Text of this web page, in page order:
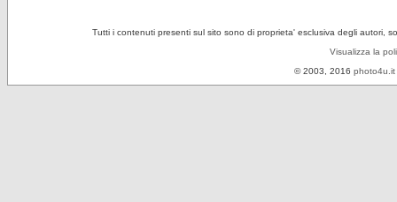
Tutti i contenuti presenti sul sito sono di proprieta' esclusiva degli autori,
Visualizza la
© 2003, 2016 photo4u.it